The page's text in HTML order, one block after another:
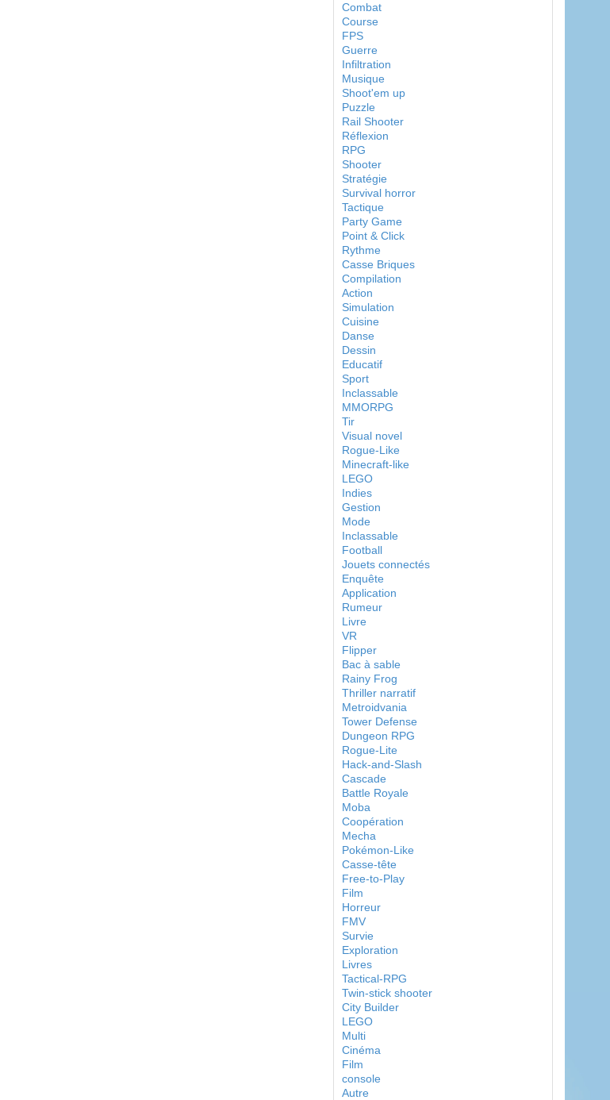
Combat
Course
FPS
Guerre
Infiltration
Musique
Shoot'em up
Puzzle
Rail Shooter
Réflexion
RPG
Shooter
Stratégie
Survival horror
Tactique
Party Game
Point & Click
Rythme
Casse Briques
Compilation
Action
Simulation
Cuisine
Danse
Dessin
Educatif
Sport
Inclassable
MMORPG
Tir
Visual novel
Rogue-Like
Minecraft-like
LEGO
Indies
Gestion
Mode
Inclassable
Football
Jouets connectés
Enquête
Application
Rumeur
Livre
VR
Flipper
Bac à sable
Rainy Frog
Thriller narratif
Metroidvania
Tower Defense
Dungeon RPG
Rogue-Lite
Hack-and-Slash
Cascade
Battle Royale
Moba
Coopération
Mecha
Pokémon-Like
Casse-tête
Free-to-Play
Film
Horreur
FMV
Survie
Exploration
Livres
Tactical-RPG
Twin-stick shooter
City Builder
LEGO
Multi
Cinéma
Film
console
Autre